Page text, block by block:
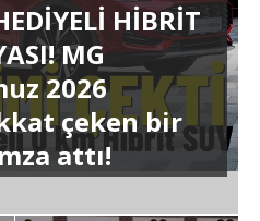
HİBRİT
MG
2026
çeken bir
attı!